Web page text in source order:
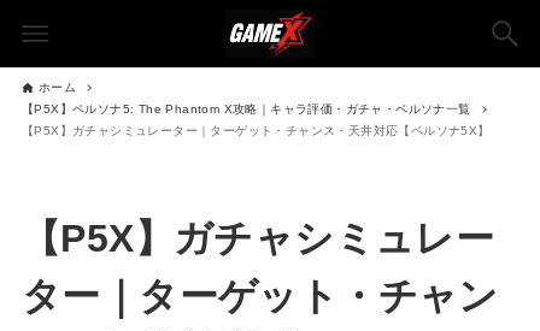
ホーム
【P5X】ペルソナ5: The Phantom X攻略｜キャラ評価・ガチャ・ペルソナ一覧
【P5X】ガチャシミュレーター｜ターゲット・チャンス・天井対応【ペルソナ5X】
【P5X】ガチャシミュレー
ター｜ターゲット・チャン